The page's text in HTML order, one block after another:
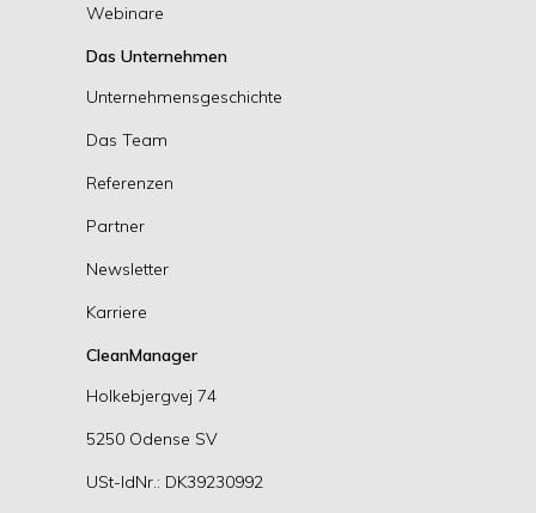
Webinare
Das Unternehmen
Unternehmensgeschichte
Das Team
Referenzen
Partner
Newsletter
Karriere
CleanManager
Holkebjergvej 74
5250 Odense SV
USt-IdNr.: DK39230992